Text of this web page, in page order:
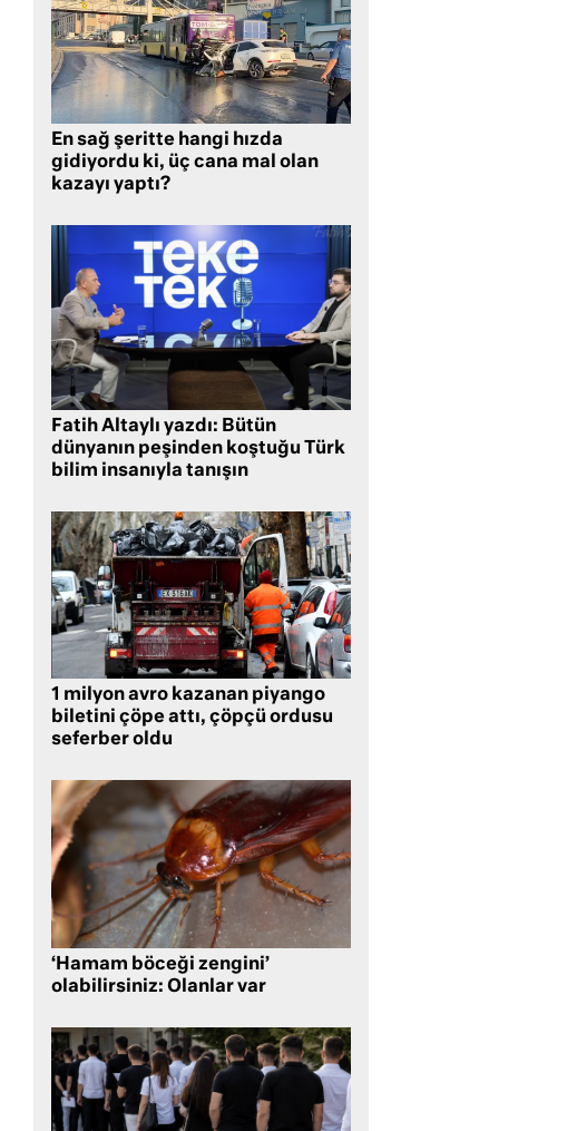
En sağ şeritte hangi hızda
gidiyordu ki, üç cana mal olan
kazayı yaptı?
Fatih Altaylı yazdı: Bütün
dünyanın peşinden koştuğu Türk
bilim insanıyla tanışın
1 milyon avro kazanan piyango
biletini çöpe attı, çöpçü ordusu
seferber oldu
‘Hamam böceği zengini’
olabilirsiniz: Olanlar var